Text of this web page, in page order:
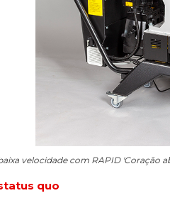
velocidade com RAPID 'Coração
quo